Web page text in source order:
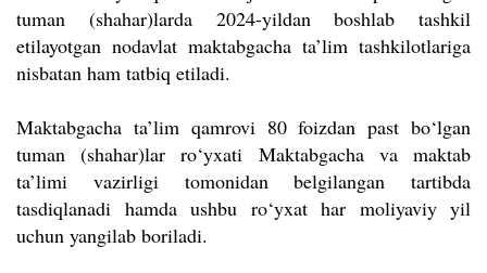
tuman (shahar)larda 2024-yildan boshlab tashkil
etilayotgan nodavlat maktabgacha ta’lim tashkilotlariga
nisbatan ham tatbiq etiladi.
Maktabgacha ta’lim qamrovi 80 foizdan past bo‘lgan
tuman (shahar)lar ro‘yxati Maktabgacha va maktab
ta’limi vazirligi tomonidan belgilangan tartibda
tasdiqlanadi hamda ushbu ro‘yxat har moliyaviy yil
uchun yangilab boriladi.